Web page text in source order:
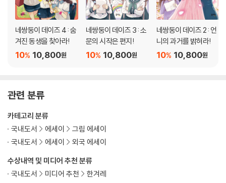
· 남자와 여자 중 어느 쪽이 더 편할까요? 138
· 저한테 맞는 일이 있을까요? 140
· 죽는 게 두려워요 142
· ‘좋은 엄마’란 어떤 엄마일까요? ‘좋은 아빠’란 어떤 아빠일까요? 144
· 모든 친구와 사이좋게 지낼 필요가 있을까요? 146
[가메오카 어린이 신문]에 대해서 150
네쌍둥이 데이즈 4 : 숨
겨진 동생을 찾아라!
10,800원
10%
네쌍둥이 데이즈 3 : 소
문의 시작은 편지!
10,800원
10%
네쌍둥이 데이즈 2 : 언
니의 과거를 밝혀라!
10,800원
10%
관련 분류
수상내역 및 미디어 추천 분류
국내도서
미디어 추천 한겨레
카테고리 분류
국내도서
에세이
그림 에세이
국내도서
에세이 외국 에세이